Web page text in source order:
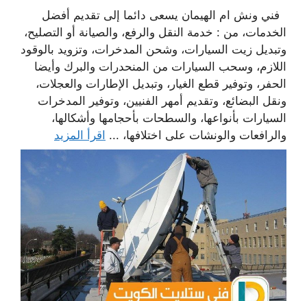
فني ونش ام الهيمان يسعى دائما إلى تقديم أفضل
الخدمات، من : خدمة النقل والرفع، والصيانة أو التصليح،
وتبديل زيت السيارات، وشحن المدخرات، وتزويد بالوقود
اللازم، وسحب السيارات من المنحدرات والبرك وأيضا
الحفر، وتوفير قطع الغيار، وتبديل الإطارات والعجلات،
ونقل البضائع، وتقديم أمهر الفنيين، وتوفير المدخرات
السيارات بأنواعها، والسطحات بأحجامها وأشكالها،
والرافعات والونشات على اختلافها، ... اقرأ المزيد